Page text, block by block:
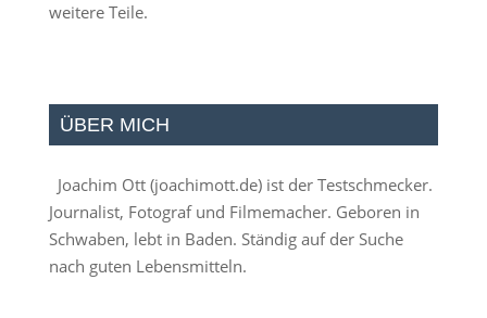
weitere Teile.
ÜBER MICH
Joachim Ott (joachimott.de) ist der Testschmecker.
Journalist, Fotograf und Filmemacher. Geboren in
Schwaben, lebt in Baden. Ständig auf der Suche
nach guten Lebensmitteln.